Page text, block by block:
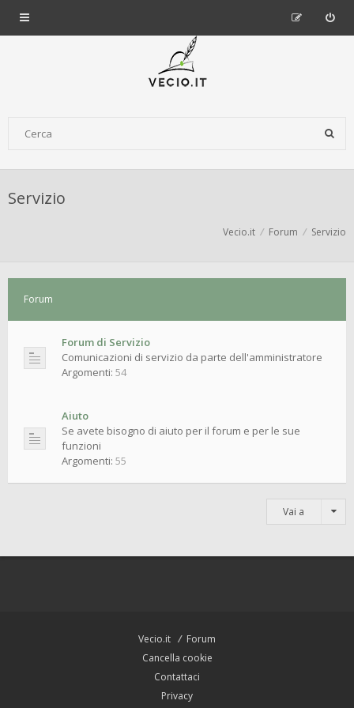
Servizio
Vecio.it Forum Servizio
Forum
Forum di Servizio
Comunicazioni di servizio da parte dell'amministratore
Argomenti: 54
Aiuto
Se avete bisogno di aiuto per il forum e per le sue
funzioni
Argomenti: 55
Vai a
Vecio.it
Forum
Cancella cookie
Contattaci
Privacy